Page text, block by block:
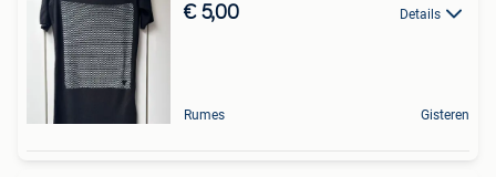
€ 5,00 Details
Rumes Gisteren